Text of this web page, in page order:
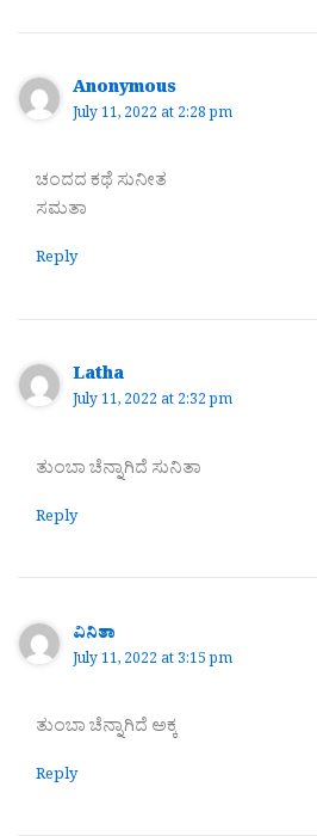
Anonymous
July 11, 2022 at 2:28 pm
ಚಂದದ ಕಥೆ ಸುನೀತ
ಸಮತಾ
Reply
Latha
July 11, 2022 at 2:32 pm
ತುಂಬಾ ಚೆನ್ನಾಗಿದೆ ಸುನಿತಾ
Reply
ವಿನಿತಾ
July 11, 2022 at 3:15 pm
ತುಂಬಾ ಚೆನ್ನಾಗಿದೆ ಅಕ್ಕ
Reply